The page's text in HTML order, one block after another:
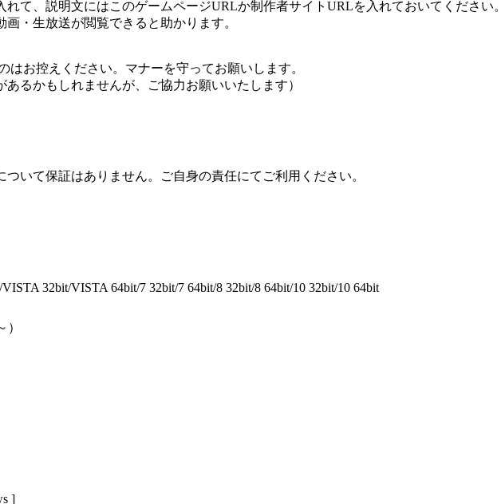
て、説明文にはこのゲームページURLか制作者サイトURLを入れておいてください。
・生放送が閲覧できると助かります。
お控えください。マナーを守ってお願いします。
あるかもしれませんが、ご協力お願いいたします）
いて保証はありません。ご自身の責任にてご利用ください。
32bit/VISTA 64bit/7 32bit/7 64bit/8 32bit/8 64bit/10 32bit/10 64bit
]